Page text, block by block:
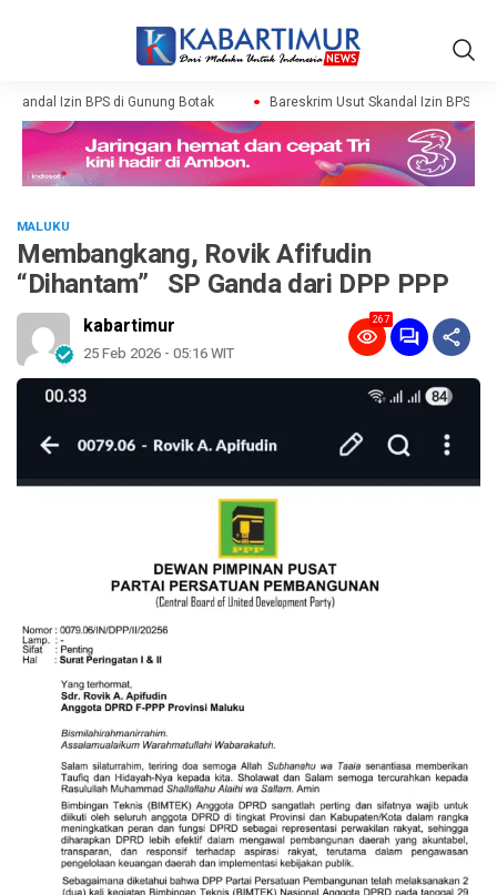
Izin BPS di Gunung Botak Bareskrim Usut Skandal Izin BPS di
MALUKU
Membangkang, Rovik Afifudin
“Dihantam” SP Ganda dari DPP PPP
kabartimur
25 Feb 2026 - 05:16 WIT
267